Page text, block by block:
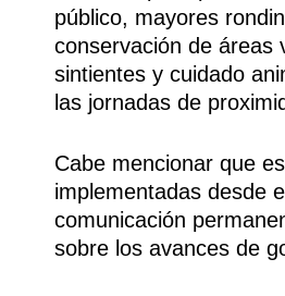
público, mayores
conservación de áreas
sintientes y cuidado
las jornadas de
Cabe mencionar que
implementadas desde
comunicación
sobre los avances de